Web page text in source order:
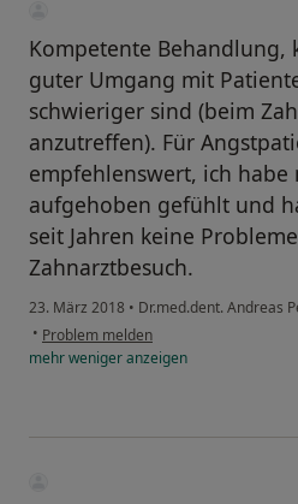
Kompetente Behandlung,
guter Umgang mit
schwieriger sind (beim
anzutreffen). Für
empfehlenswert, ich habe
aufgehoben gefühlt und
seit Jahren keine
Zahnarztbesuch.
23. März 2018 • Dr.med.dent. Andreas
• Problem melden
mehrwenigeranzeigen